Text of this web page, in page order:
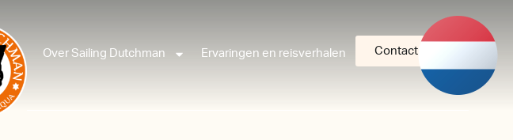
Over Sailing Dutchman Ervaringen en reisverhalen Contact